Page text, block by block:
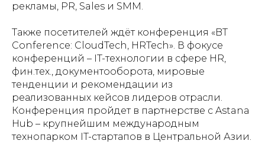
рекламы, PR, Sales и SMM.
Также посетителей ждёт конференция «BT
Conference: СloudTech, HRTech». В фокусе
конференций – IT-технологии в сфере HR,
фин.тех., документооборота, мировые
тенденции и рекомендации из
реализованных кейсов лидеров отрасли.
Конференция пройдет в партнерстве с Astana
Hub – крупнейшим международным
технопарком IT-стартапов в Центральной Азии.